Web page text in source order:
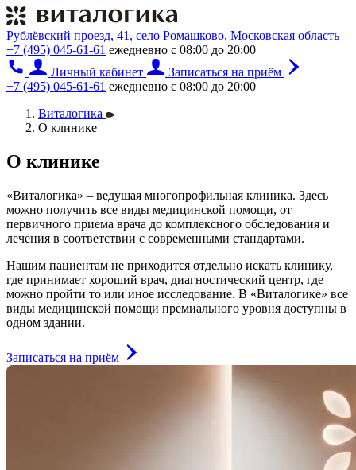
Рублёвский проезд, 41, село Ромашково, Московская область
+7 (495) 045-61-61 ежедневно с 08:00 до 20:00
Личный кабинет
Записаться на приём
+7 (495) 045-61-61 ежедневно с 08:00 до 20:00
Виталогика
О клинике
О клинике
«Виталогика» – ведущая многопрофильная клиника. Здесь
можно получить все виды медицинской помощи, от
первичного приема врача до комплексного обследования и
лечения в соответствии с современными стандартами.
Нашим пациентам не приходится отдельно искать клинику,
где принимает хороший врач, диагностический центр, где
можно пройти то или иное исследование. В «Виталогике» все
виды медицинской помощи премиального уровня доступны в
одном здании.
Записаться на приём